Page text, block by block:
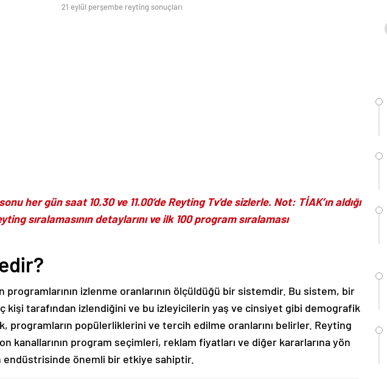
21 eylül perşembe reyting sonuçları
her gün saat 10.30 ve 11.00’de Reyting Tv’de sizlerle. Not: TİAK’ın aldığı
sıralamasının detaylarını ve ilk 100 program sıralaması
programlarının izlenme oranlarının ölçüldüğü bir sistemdir. Bu sistem, bir
kişi tarafından izlendiğini ve bu izleyicilerin yaş ve cinsiyet gibi demografik
programların popülerliklerini ve tercih edilme oranlarını belirler. Reyting
kanallarının program seçimleri, reklam fiyatları ve diğer kararlarına yön
önemli bir etkiye sahiptir.